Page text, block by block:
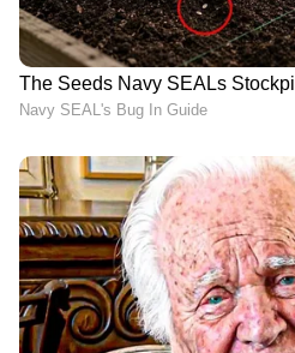
ഏഷ്യാനെറ്റ് ന്യൂസ്
കാണാം